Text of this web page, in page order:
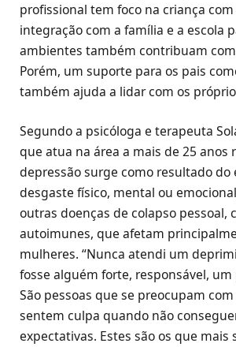
profissional tem foco na criança
integração com a família e a escola
ambientes também contribuam
Porém, um suporte para os pais
também ajuda a lidar com os
Segundo a psicóloga e terapeuta
que atua na área a mais de 25 anos
depressão surge como resultado do
desgaste físico, mental ou
outras doenças de colapso pessoal,
autoimunes, que afetam
mulheres. “Nunca atendi um
fosse alguém forte, responsável,
São pessoas que se preocupam
sentem culpa quando não
expectativas. Estes são os que mais